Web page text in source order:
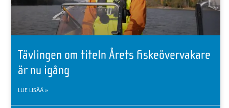
Tävlingen om titeln Årets fiskeövervakare
är nu igång
LUE LISÄÄ »